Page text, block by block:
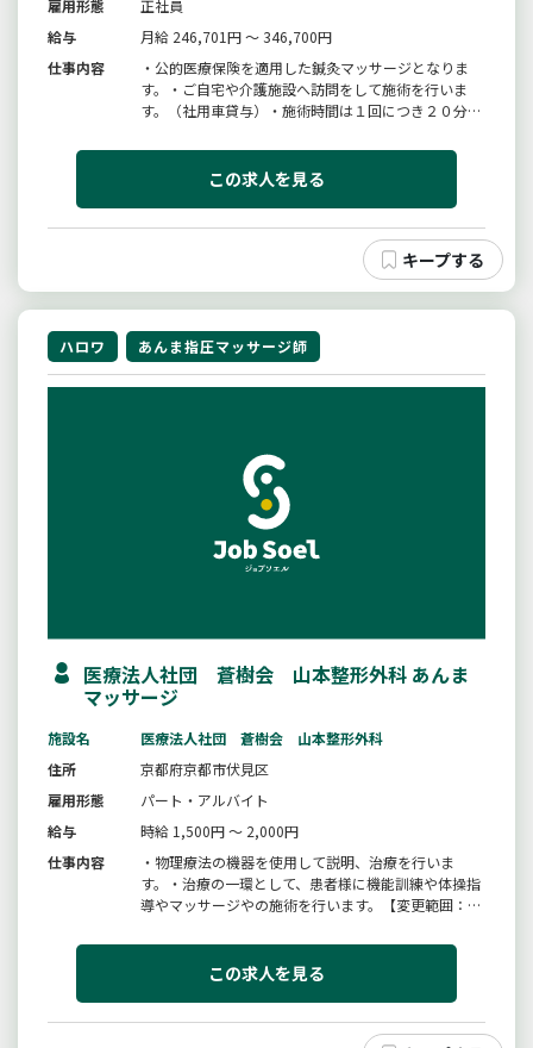
雇用形態
正社員
給与
月給 246,701円 ～ 346,700円
仕事内容
・公的医療保険を適用した鍼灸マッサージとなりま
す。・ご自宅や介護施設へ訪問をして施術を行いま
す。（社用車貸与）・施術時間は１回につき２０分、
施、基礎知識を学ぶ事ができます。・難病や慢性疾患
の利用者様が多く、急性期疾患の利用者様は少ないで
この求人を見る
ハロワ あんま指圧マッサージ師
医療法人社団 蒼樹会 山本整形外科 あんま
マッサージ
施設名
医療法人社団 蒼樹会 山本整形外科
住所
京都府京都市伏見区
雇用形態
パート・アルバイト
給与
時給 1,500円 ～ 2,000円
仕事内容
・物理療法の機器を使用して説明、治療を行いま
す。・治療の一環として、患者様に機能訓練や体操指
導やマッサージやの施術を行います。【変更範囲：変
この求人を見る